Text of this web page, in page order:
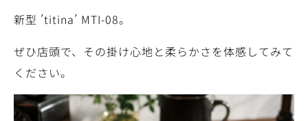
新型 ’titina’ MTI-08。
ぜひ店頭で、その掛け心地と柔らかさを体感してみて
ください。